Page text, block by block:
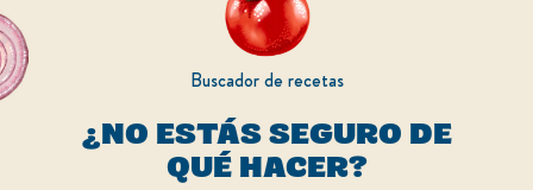
Buscador de recetas
¿NO ESTÁS SEGURO DE
QUÉ HACER?